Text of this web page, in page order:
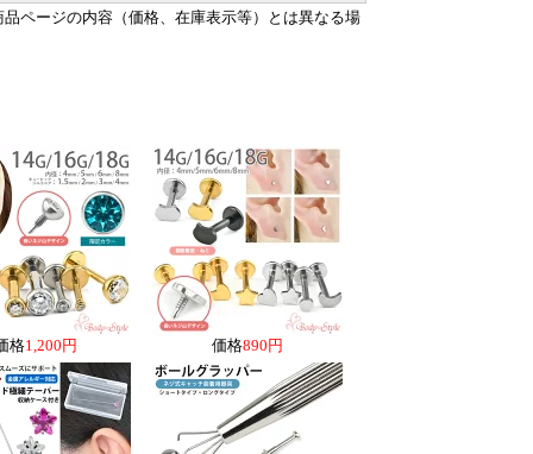
ページの内容（価格、在庫表示等）とは異なる場
格1,200円 価格890円